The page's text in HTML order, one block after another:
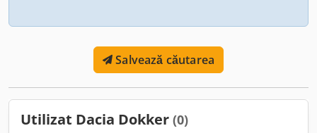
Salvează căutarea
Utilizat Dacia Dokker (0)